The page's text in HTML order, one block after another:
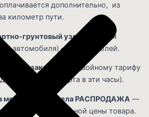
оплачивается дополнительно, из
километр пути.
грунтовый узел
(включая
автомобиля) — 1 000 рублей.
день заказа
— по двойному тарифу
автотранспорта в эти часы).
мебели из раздела РАСПРОДАЖА —
из первоначальной цены товара.